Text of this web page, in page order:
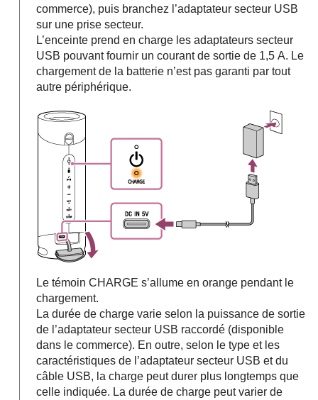
commerce), puis branchez l’adaptateur secteur USB
sur une prise secteur.
L’enceinte prend en charge les adaptateurs secteur
USB pouvant fournir un courant de sortie de 1,5 A. Le
chargement de la batterie n’est pas garanti par tout
autre périphérique.
Le témoin CHARGE s’allume en orange pendant le
chargement.
La durée de charge varie selon la puissance de sortie
de l’adaptateur secteur USB raccordé (disponible
dans le commerce). En outre, selon le type et les
caractéristiques de l’adaptateur secteur USB et du
câble USB, la charge peut durer plus longtemps que
celle indiquée. La durée de charge peut varier de